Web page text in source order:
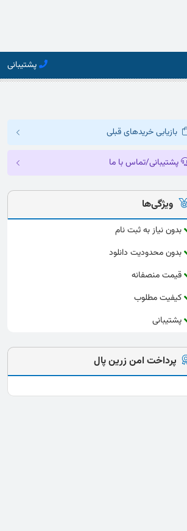
پشتیبانی
بازیابی خریدهای قبلی
پشتیبانی/تماس با ما
ویژگی‌ها
بدون نیاز به ثبت نام
بدون محدودیت دانلود
قیمت منصفانه
کیفیت مطلوب
پشتیبانی
پرداخت امن زرین پال